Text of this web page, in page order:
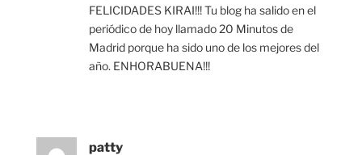
FELICIDADES KIRAI!!! Tu blog ha salido en el
periódico de hoy llamado 20 Minutos de
Madrid porque ha sido uno de los mejores del
año. ENHORABUENA!!!
patty